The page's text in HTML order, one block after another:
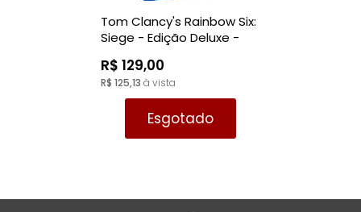
Tom Clancy's Rainbow Six:
Siege - Edição Deluxe -
R$ 129,00
R$ 125,13 à vista
Esgotado